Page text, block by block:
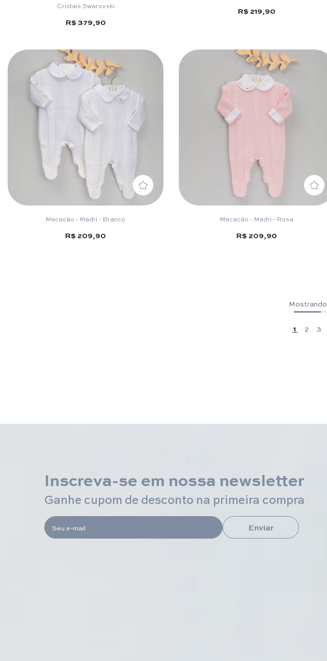
Cristais Swarovski
R$ 379,90
R$ 219,90
Macacão - Madri - Branco
R$ 209,90
Macacão - Madri - Rosa
R$ 209,90
Mostrando
1 2 3
Inscreva-se em nossa newsletter
Ganhe cupom de desconto na primeira compra
Seu e-mail Enviar